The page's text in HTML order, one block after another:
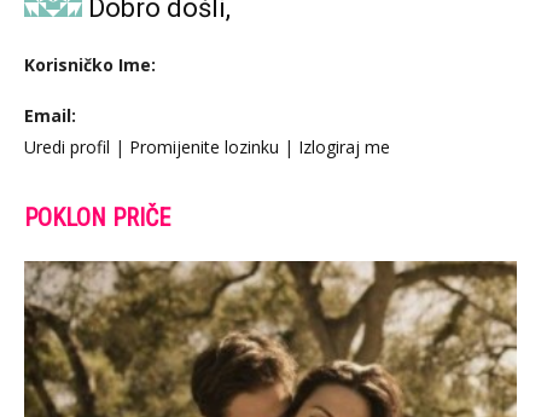
Dobro došli,
Korisničko Ime:
Email:
Uredi profil | Promijenite lozinku | Izlogiraj me
POKLON PRIČE